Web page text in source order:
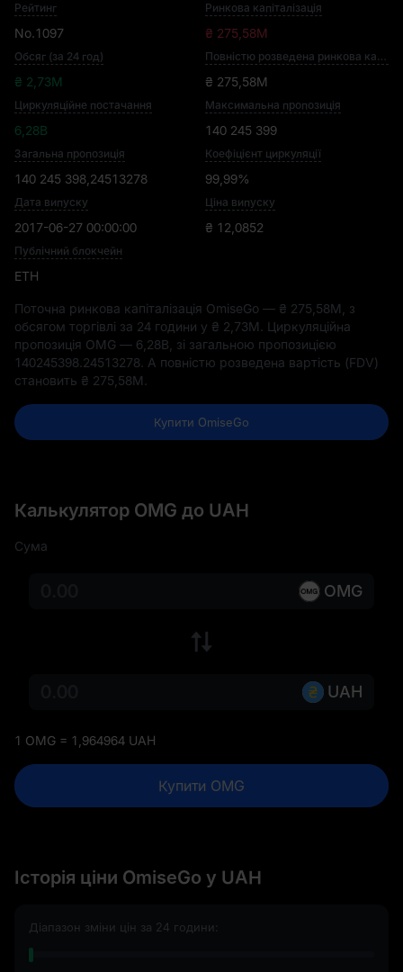
Рейтинг
No.1097
Ринкова капіталізація
₴ 275,58M
Обсяг (за 24 год)
₴ 2,73M
Повністю розведена ринкова капіталізація
₴ 275,58M
Циркуляційне постачання
6,28B
Максимальна пропозиція
140 245 399
Загальна пропозиція
140 245 398,24513278
Коефіцієнт циркуляції
99,99%
Дата випуску
2017-06-27 00:00:00
Ціна випуску
₴ 12,0852
Публічний блокчейн
ETH
Поточна ринкова капіталізація OmiseGo — ₴ 275,58M
, з
обсягом торгівлі за 24 години у ₴ 2,73M
. Циркуляційна
пропозиція OMG — 6,28B , зі загальною пропозицією
140245398.24513278 . А повністю розведена вартість (FDV)
становить ₴ 275,58M
Купити OmiseGo
Калькулятор OMG до UAH
Сума
OMG
UAH
1 OMG = 1,964964 UAH
Купити OMG
Історія ціни OmiseGo у UAH
Діапазон зміни цін за 24 години: